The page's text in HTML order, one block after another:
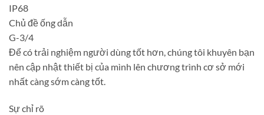
IP68
Chủ đề ống dẫn
G-3/4
Để có trải nghiệm người dùng tốt hơn, chúng tôi khuyên bạn
nên cập nhật thiết bị của mình lên chương trình cơ sở mới
nhất càng sớm càng tốt.
Sự chỉ rõ